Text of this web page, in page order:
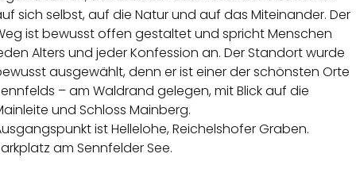
sich selbst, auf die Natur und auf das Miteinander. Der
ist bewusst offen gestaltet und spricht Menschen
Alters und jeder Konfession an. Der Standort wurde
ausgewählt, denn er ist einer der schönsten Orte
– am Waldrand gelegen, mit Blick auf die
und Schloss Mainberg.
ist Hellelohe, Reichelshofer Graben.
am Sennfelder See.